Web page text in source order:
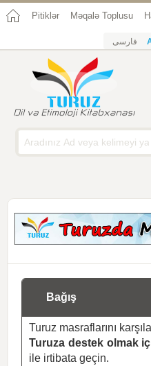
Pitiklər Məqalə Toplusu
فارسی
Bağış
Turuz masraflarını
Turuza destek olmak
ile irtibata geçin.